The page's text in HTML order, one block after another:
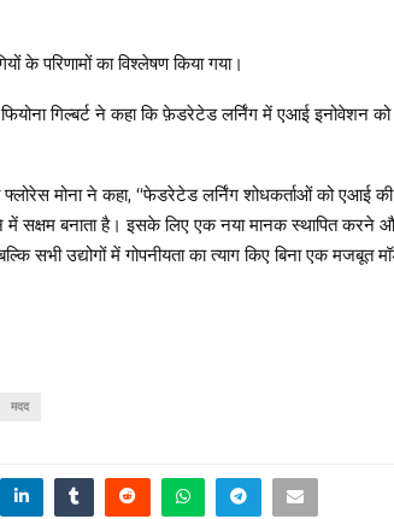
के परिणामों का विश्लेषण किया गया।
गिल्बर्ट ने कहा कि फ़ेडरेटेड लर्निंग में एआई इनोवेशन
मोना ने कहा, “फेडरेटेड लर्निंग शोधकर्ताओं को एआई
सक्षम बनाता है। इसके लिए एक नया मानक स्थापित करने
सभी उद्योगों में गोपनीयता का त्याग किए बिना एक
मदद